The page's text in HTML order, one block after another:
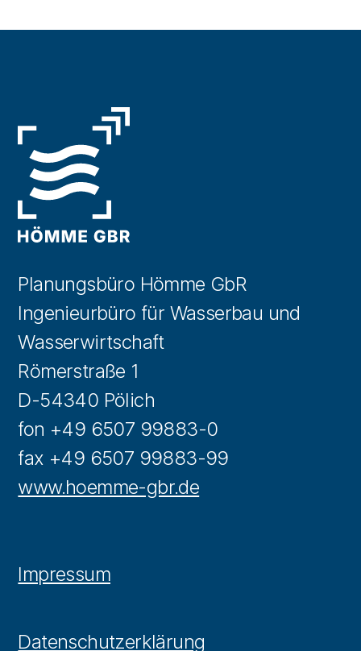
Planungsbüro Hömme GbR
Ingenieurbüro für Wasserbau und
Wasserwirtschaft
Römerstraße 1
D-54340 Pölich
fon +49 6507 99883-0
fax +49 6507 99883-99
www.hoemme-gbr.de
Impressum
Datenschutzerklärung